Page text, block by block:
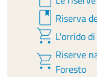
book Riserva
shopping_cart L'orrido
shopping_cart Riserve
Foresto